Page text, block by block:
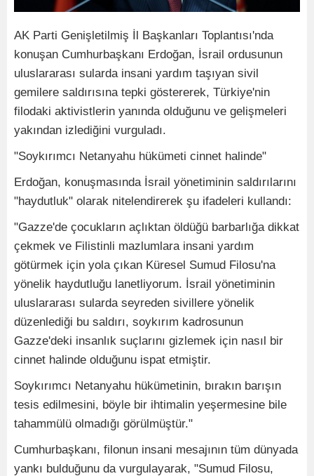
AK Parti Genişletilmiş İl Başkanları Toplantısı'nda
konuşan Cumhurbaşkanı Erdoğan, İsrail ordusunun
uluslararası sularda insani yardım taşıyan sivil
gemilere saldırısına tepki göstererek, Türkiye'nin
filodaki aktivistlerin yanında olduğunu ve gelişmeleri
yakından izlediğini vurguladı.
"Soykırımcı Netanyahu hükümeti cinnet halinde"
Erdoğan, konuşmasında İsrail yönetiminin saldırılarını
"haydutluk" olarak nitelendirerek şu ifadeleri kullandı:
"Gazze'de çocukların açlıktan öldüğü barbarlığa dikkat
çekmek ve Filistinli mazlumlara insani yardım
götürmek için yola çıkan Küresel Sumud Filosu'na
yönelik haydutluğu lanetliyorum. İsrail yönetiminin
uluslararası sularda seyreden sivillere yönelik
düzenlediği bu saldırı, soykırım kadrosunun
Gazze'deki insanlık suçlarını gizlemek için nasıl bir
cinnet halinde olduğunu ispat etmiştir.
Soykırımcı Netanyahu hükümetinin, bırakın barışın
tesis edilmesini, böyle bir ihtimalin yeşermesine bile
tahammülü olmadığı görülmüştür."
Cumhurbaşkanı, filonun insani mesajının tüm dünyada
yankı bulduğunu da vurgulayarak, "Sumud Filosu,